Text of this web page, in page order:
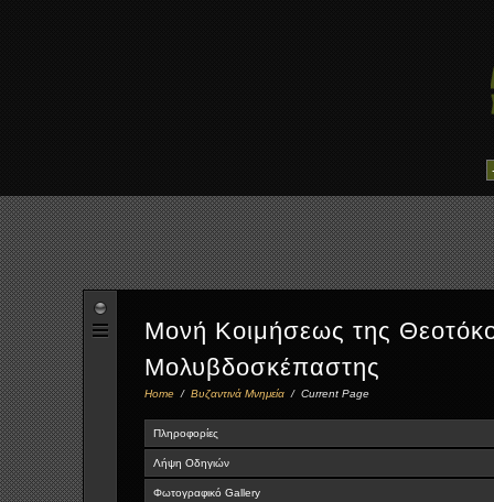
Μονή Κοιμήσεως της
Μολυβδοσκέπαστης
Home / Βυζαντινά Μνημεία / Current Page
Πληροφορίες
Λήψη Οδηγιών
Φωτογραφικό Gallery